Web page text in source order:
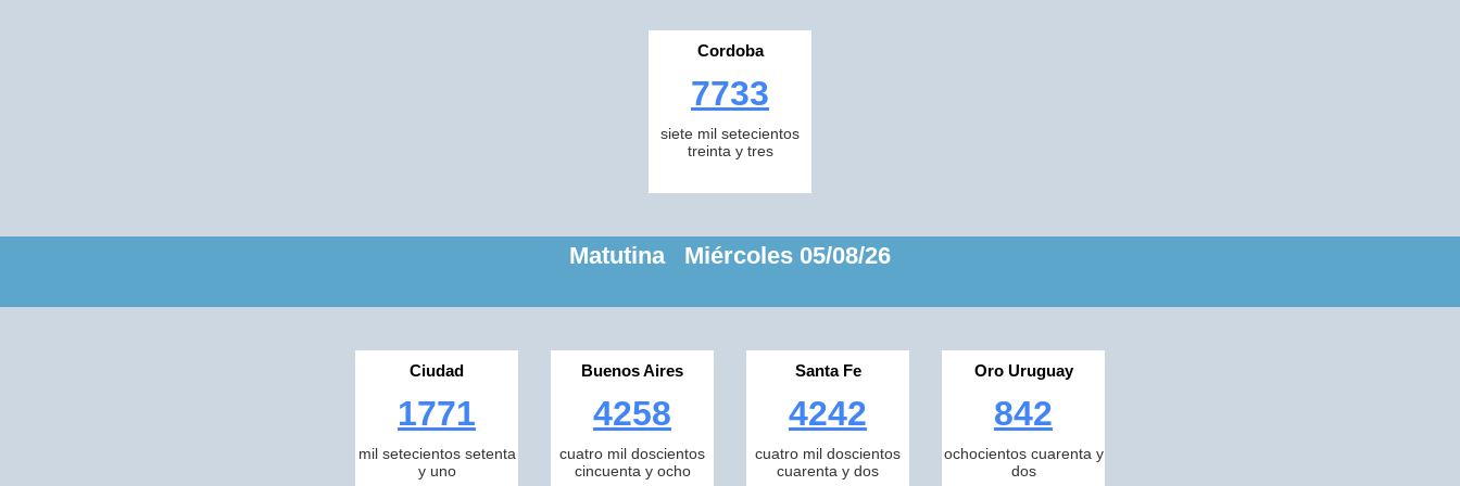
Cordoba
7733
siete mil setecientos
treinta y tres
Matutina Miércoles 05/08/26
Ciudad
1771
mil setecientos setenta
y uno
Buenos Aires
4258
cuatro mil doscientos
cincuenta y ocho
Santa Fe
4242
cuatro mil doscientos
cuarenta y dos
Oro Uruguay
842
ochocientos cuarenta y
dos